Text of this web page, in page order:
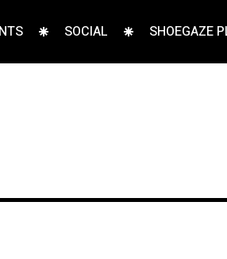
SOCIAL SHOEGAZE